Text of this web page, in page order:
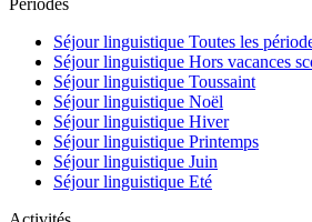
Séjour linguistique Toutes les
Séjour linguistique Hors vacances
Séjour linguistique Toussaint
Séjour linguistique Noël
Séjour linguistique Hiver
Séjour linguistique Printemps
Séjour linguistique Juin
Séjour linguistique Eté